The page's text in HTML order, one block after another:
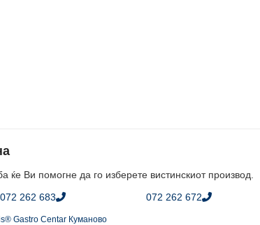
ќе Ви помогне да го изберете вистинскиот производ.
072 262 683 072 262 672
Gastro Centar Куманово